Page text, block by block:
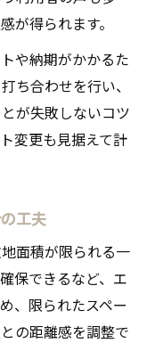
が得られます。
や納期がかかるた
ち合わせを行い、
が失敗しないコツ
変更も見据えて計
工夫
面積が限られる一
保できるなど、エ
、限られたスペー
の距離感を調整で